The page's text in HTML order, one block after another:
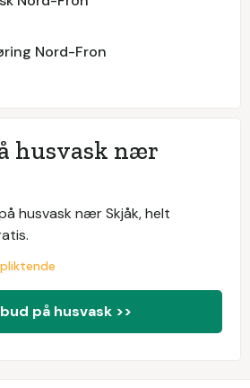
Nord-Fron
husvask nær
husvask nær Skjåk, helt
på husvask >>